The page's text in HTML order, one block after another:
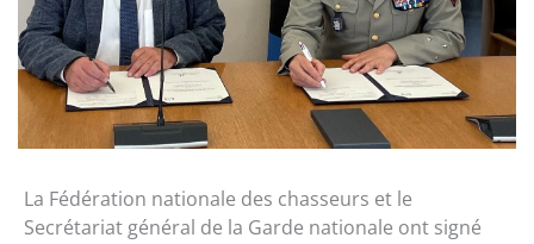
La Fédération nationale des chasseurs et le
Secrétariat général de la Garde nationale ont signé